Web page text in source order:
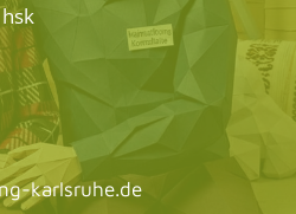
karlsruhe.de